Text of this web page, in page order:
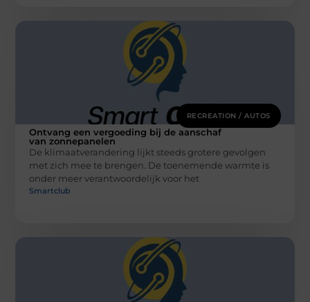
RECREATION / AUTOS
Ontvang een vergoeding bij de aanschaf
van zonnepanelen
De klimaatverandering lijkt steeds grotere gevolgen
met zich mee te brengen. De toenemende warmte is
onder meer verantwoordelijk voor het
Smartclub